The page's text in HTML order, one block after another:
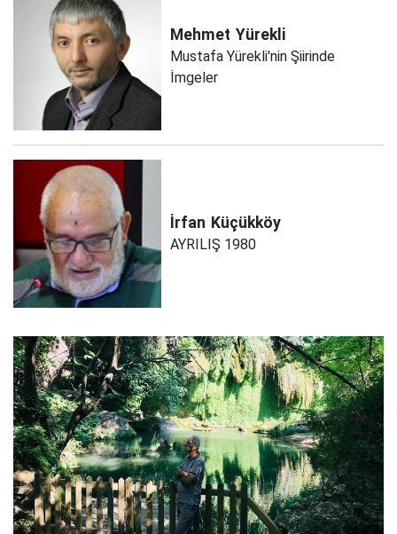
Mehmet Yürekli
Mustafa Yürekli'nin Şiirinde
İmgeler
İrfan Küçükköy
AYRILIŞ 1980